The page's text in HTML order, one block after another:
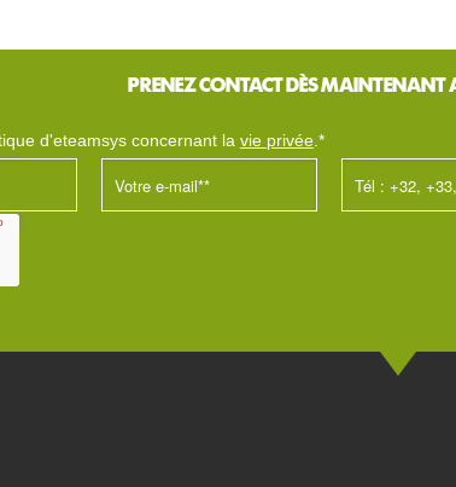
PRENEZ CONTACT DÈS MAINTENANT
d'eteamsys concernant la vie privée .*